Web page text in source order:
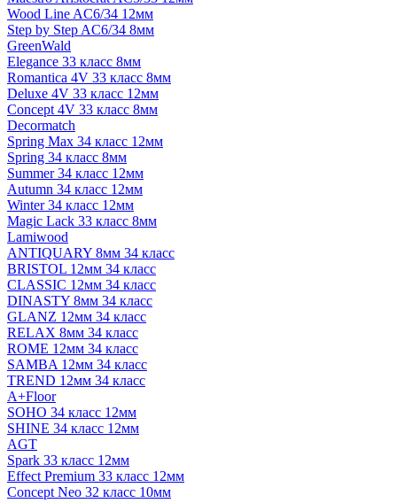
Wood Line AC6/34 12мм
Step by Step AC6/34 8мм
GreenWald
Elegance 33 класс 8мм
Romantica 4V 33 класс 8мм
Deluxe 4V 33 класс 12мм
Concept 4V 33 класс 8мм
Decormatch
Spring Max 34 класс 12мм
Spring 34 класс 8мм
Summer 34 класс 12мм
Autumn 34 класс 12мм
Winter 34 класс 12мм
Magic Lack 33 класс 8мм
Lamiwood
ANTIQUARY 8мм 34 класс
BRISTOL 12мм 34 класс
CLASSIC 12мм 34 класс
DINASTY 8мм 34 класс
GLANZ 12мм 34 класс
RELAX 8мм 34 класс
ROME 12мм 34 класс
SAMBA 12мм 34 класс
TREND 12мм 34 класс
A+Floor
SOHO 34 класс 12мм
SHINE 34 класс 12мм
AGT
Spark 33 класс 12мм
Effect Premium 33 класс 12мм
Concept Neo 32 класс 10мм